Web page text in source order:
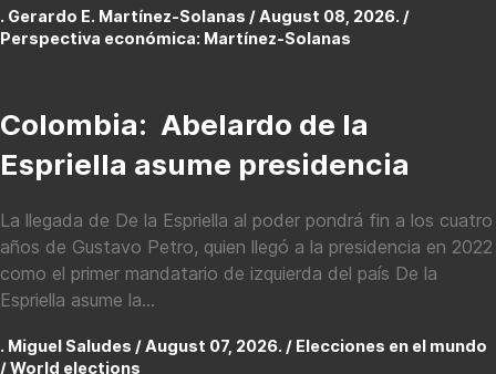
. Gerardo E. Martínez-Solanas / August 08, 2026. /
Perspectiva económica: Martínez-Solanas
Colombia: Abelardo de la
Espriella asume presidencia
La llegada de De la Espriella al poder pondrá fin a los cuatro
años de Gustavo Petro, quien llegó a la presidencia en 2022
como el primer mandatario de izquierda del país De la
Espriella asume la...
. Miguel Saludes / August 07, 2026. / Elecciones en el mundo
/ World elections